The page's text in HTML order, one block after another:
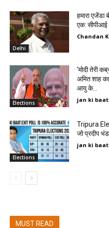
Delhi
हमारा एजेंडा
एक: सीपीआई
Chandan
Elections
‘मोदी तेरी
अमित शाह
आयु के...
jan ki baat
Elections
Tripura
जो प्रदीप
jan ki baat
MUST READ